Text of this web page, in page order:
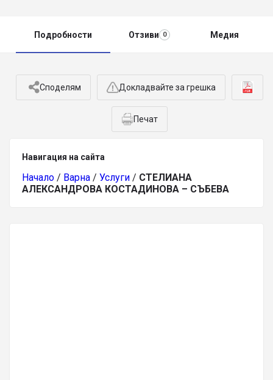
Подробности Отзиви 0 Медия
Споделям Докладвайте за грешка
Печат
Навигация на сайта
Начало / Варна / Услуги / СТЕЛИАНА
АЛЕКСАНДРОВА КОСТАДИНОВА – СЪБЕВА